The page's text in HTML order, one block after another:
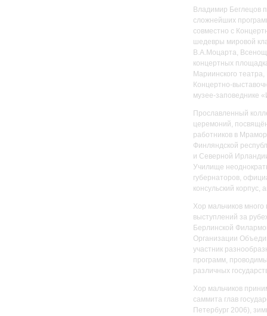
Владимир Беглецов
сложнейших
совместно с
шедевры мировой
В.А.Моцарта,
концертных
Мариинского
Концертно-
музее-заповеднике
Прославленный
церемоний,
работников в
Финляндской
и Северной
Училище
губернаторов,
консульский корпус,
Хор мальчиков много
выступлений за
Берлинской
Организации
участник
программ,
различных
Хор мальчиков
саммита глав
Петербург 2006),